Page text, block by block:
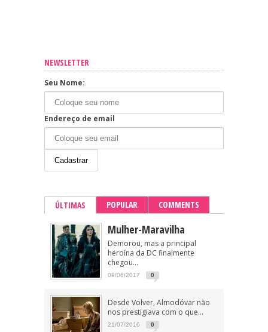
NEWSLETTER
Seu Nome:
Endereço de email
ÚLTIMAS POPULAR COMMENTS
Mulher-Maravilha
Demorou, mas a principal
heroína da DC finalmente
chegou...
09/06/2017 0
Desde Volver, Almodóvar não
nos prestigiava com o que...
21/07/2016 0